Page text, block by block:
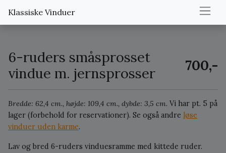
Klassiske Vinduer
6-ruders småsprosset
vindue m. jernsprosser
700,-
Bredde: 62,4 cm., højde: 109,4 cm., dybde: 3,5 cm. Vi har pt. 5 på
lager (forbehold for reservationer). Se også andre løse
vinduer uden karme.
Lav og bred 6-ruders vinduesramme med kittede ruder.